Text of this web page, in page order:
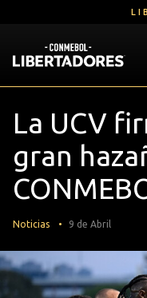
contenido
principal
Mega
Navigation
Noticias
La UCV
gran
9 de Abril